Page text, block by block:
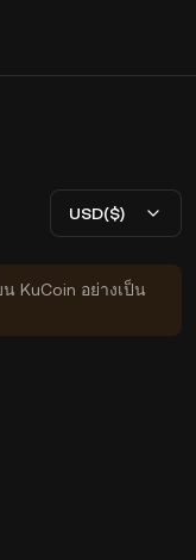
USD($)
KuCoin อย่างเป็น